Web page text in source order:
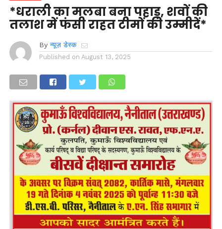
*धराली का मलबा बना पहाड़, शवों की
तलाश में फंसी राहत टीमों की उम्मीदें*
By न्यूज़ डेस्क
Published on August 13, 2025